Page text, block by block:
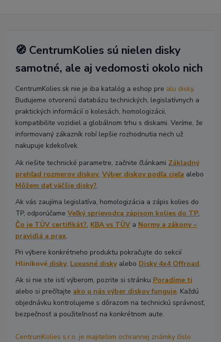
🧭 CentrumKolies sú nielen disky
samotné, ale aj vedomosti okolo nich
CentrumKolies.sk nie je iba katalóg a eshop pre alu disky.
Budujeme otvorenú databázu technických, legislatívnych a
praktických informácií o kolesách, homologizácii,
kompatibilite vozidiel a globálnom trhu s diskami. Veríme, že
informovaný zákazník robí lepšie rozhodnutia nech už
nakupuje kdekoľvek.
Ak riešite technické parametre, začnite článkami Základný
prehľad rozmerov diskov,Výber diskov podľa cieľa alebo
Môžem dať väčšie disky?.
Ak vás zaujíma legislatíva, homologizácia a zápis kolies do
TP, odporúčameVeľký sprievodca zápisom kolies do TP,
Čo je TÜV certifikát?, KBA vs TÜV a Normy a zákony –
pravidlá a prax.
Pri výbere konkrétneho produktu pokračujte do sekcií
Hliníkové disky, Luxusné diskyalebo Disky 4x4 Offroad.
Ak si nie ste istí výberom, pozrite si stránku Poradíme ti
alebo si prečítajte ako u nás výber diskov funguje. Každú
objednávku kontrolujeme s dôrazom na technickú správnosť,
bezpečnosť a použiteľnosť na konkrétnom aute.
CentrumKolies s.r.o. je majiteľom ochrannej známky číslo